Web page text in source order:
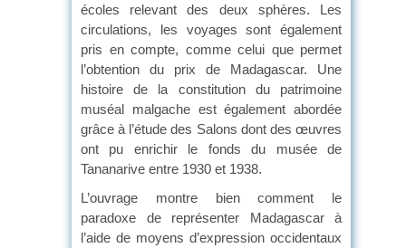
écoles relevant des deux sphères. Les
circulations, les voyages sont également
pris en compte, comme celui que permet
l’obtention du prix de Madagascar. Une
histoire de la constitution du patrimoine
muséal malgache est également abordée
grâce à l’étude des Salons dont des œuvres
ont pu enrichir le fonds du musée de
Tananarive entre 1930 et 1938.
L’ouvrage montre bien comment le
paradoxe de représenter Madagascar à
l’aide de moyens d’expression occidentaux